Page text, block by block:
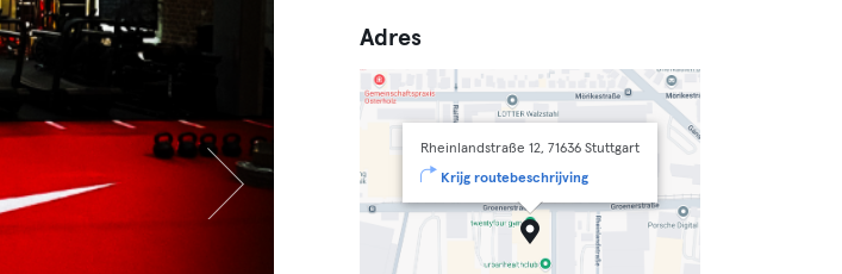
Adres
Rheinlandstraße 12, 71636 Stuttgart
Krijg routebeschrijving